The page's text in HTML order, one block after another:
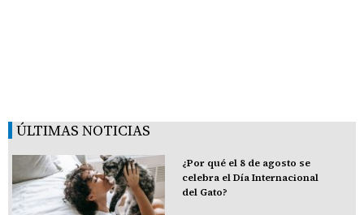
ÚLTIMAS NOTICIAS
¿Por qué el 8 de agosto se
celebra el Día Internacional
del Gato?